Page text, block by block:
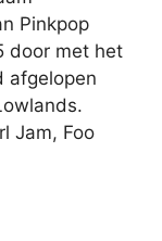
Pinkpop
door met het
afgelopen
Jam, Foo